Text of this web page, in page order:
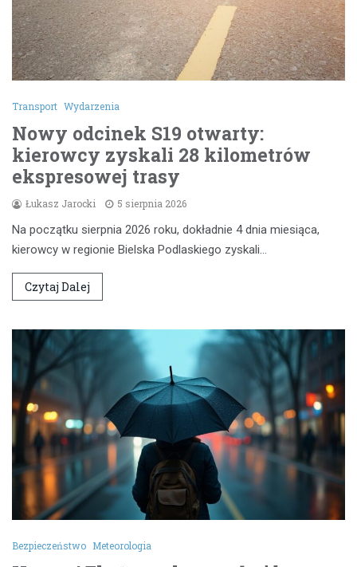
Transport Wydarzenia
Nowy odcinek S19 otwarty:
kierowcy zyskali 28 kilometrów
ekspresowej trasy
Łukasz Jarocki 5 sierpnia 2026
Na początku sierpnia 2026 roku, dokładnie 4 dnia miesiąca,
kierowcy w regionie Bielska Podlaskiego zyskali…
Czytaj Dalej
Bezpieczeństwo Meteorologia